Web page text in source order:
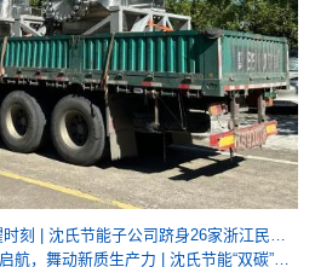
沈氏节能:航向未来 荣耀时刻 | 沈氏节能子公司跻身26家浙江民企行列，成功入选航空产业供应商“国家队”
沈氏节能:高端装备制造启航，舞动新质生产力 | 沈氏节能“双碳”产业园项目开工